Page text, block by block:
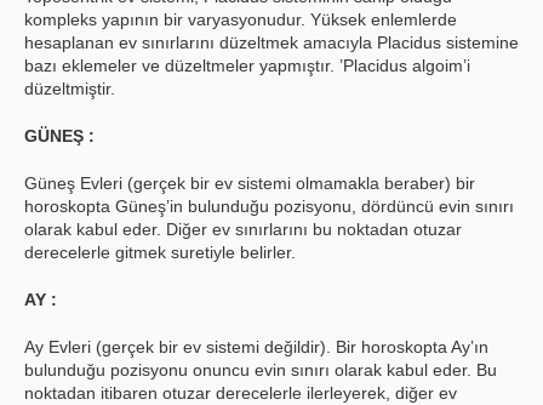
kompleks yapının bir varyasyonudur. Yüksek enlemlerde
hesaplanan ev sınırlarını düzeltmek amacıyla Placidus sistemine
bazı eklemeler ve düzeltmeler yapmıştır. ’Placidus algoim’i
düzeltmiştir.
GÜNEŞ :
Güneş Evleri (gerçek bir ev sistemi olmamakla beraber) bir
horoskopta Güneş’in bulunduğu pozisyonu, dördüncü evin sınırı
olarak kabul eder. Diğer ev sınırlarını bu noktadan otuzar
derecelerle gitmek suretiyle belirler.
AY :
Ay Evleri (gerçek bir ev sistemi değildir). Bir horoskopta Ay’ın
bulunduğu pozisyonu onuncu evin sınırı olarak kabul eder. Bu
noktadan itibaren otuzar derecelerle ilerleyerek, diğer ev